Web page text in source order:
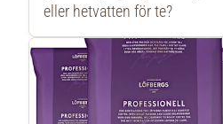
eller hetvatten för te?